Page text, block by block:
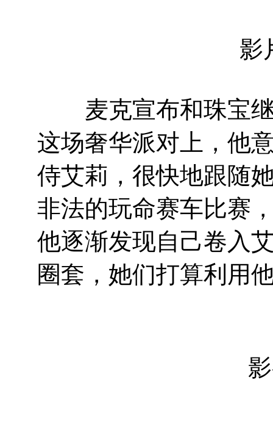
影
麦克宣布和珠宝继
这场奢华派对上，他
侍艾莉，很快地跟随
非法的玩命赛车比赛
他逐渐发现自己卷入
圈套，她们打算利用